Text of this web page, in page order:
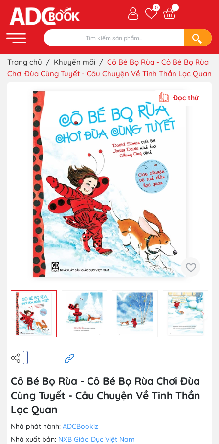
0
Trang chủ / Khuyến mãi / Cô Bé Bọ Rùa - Cô Bé Bọ Rùa
Chơi Đùa Cùng Tuyết - Câu Chuyện Về Tinh Thần Lạc Quan
Đọc thử
Cô Bé Bọ Rùa - Cô Bé Bọ Rùa Chơi Đùa
Cùng Tuyết - Câu Chuyện Về Tinh Thần
Lạc Quan
Nhà phát hành: ADCBookiz
Nhà xuất bản: NXB Giáo Dục Việt Nam